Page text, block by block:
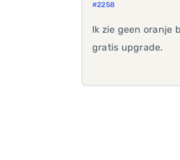
#2258
Ik zie geen oranje
gratis upgrade.